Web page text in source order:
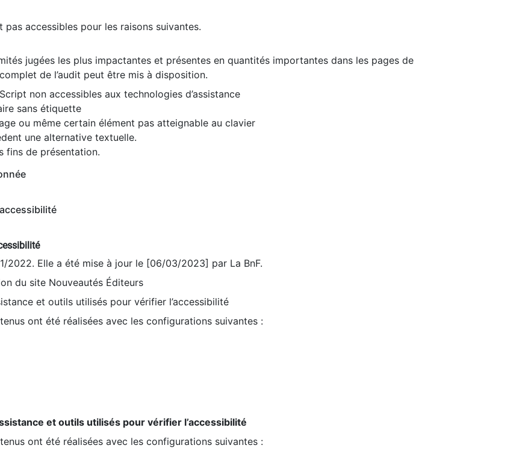
accessibles pour les raisons suivantes.
jugées les plus impactantes et présentes en quantités importantes dans les pages de
de l’audit peut être mis à disposition.
non accessibles aux technologies d’assistance
sans étiquette
ou même certain élément pas atteignable au clavier
une alternative textuelle.
fins de présentation.
2022. Elle a été mise à jour le [06/03/2023] par La BnF.
du site Nouveautés Éditeurs
et outils utilisés pour vérifier l’accessibilité
ont été réalisées avec les configurations suivantes :
et outils utilisés pour vérifier l’accessibilité
ont été réalisées avec les configurations suivantes :